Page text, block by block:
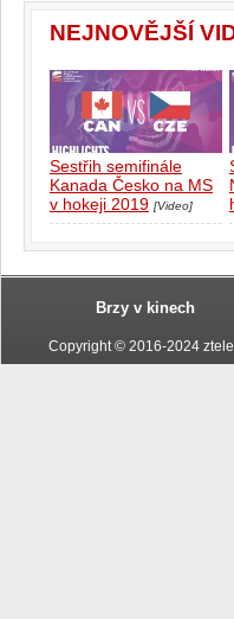
NEJNOVĚJŠÍ
Sestřih semifinále
Kanada Česko na MS
v hokeji 2019 [Video]
Brzy v kinech
Copyright © 2016-2024